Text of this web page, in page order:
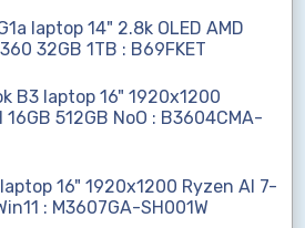
laptop 14" 2.8k OLED AMD
32GB 1TB : B69FKET
B3 laptop 16" 1920x1200
16GB 512GB NoO : B3604CMA-
16" 1920x1200 Ryzen AI 7-
: M3607GA-SH001W